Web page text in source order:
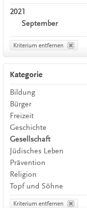
2021
September
Kriterium entfernen
Kategorie
Bildung
Bürger
Freizeit
Geschichte
Gesellschaft
Jüdisches Leben
Prävention
Religion
Topf und Söhne
Kriterium entfernen